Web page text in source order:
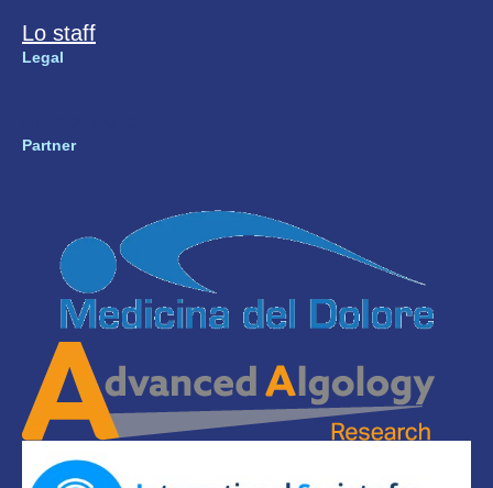
Lo staff
Legal
Partner